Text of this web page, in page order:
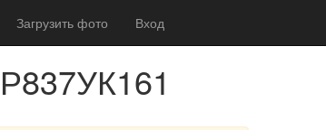
Загрузить фото Вход